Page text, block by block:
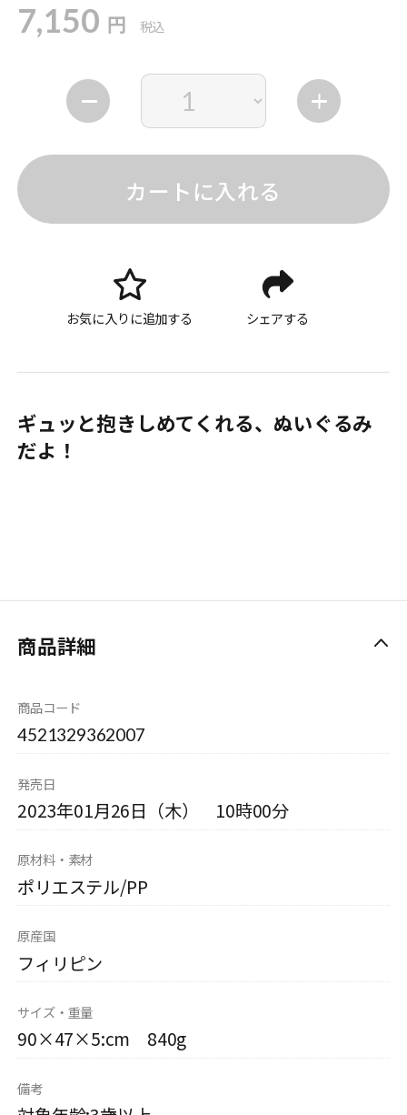
7,150 円 税込
カートに入れる
お気に入りに追加する シェアする
ギュッと抱きしめてくれる、ぬいぐるみ
だよ！
商品詳細
商品コード
4521329362007
発売日
2023年01月26日（木） 10時00分
原材料・素材
ポリエステル/PP
原産国
フィリピン
サイズ・重量
90×47×5:cm 840g
備考